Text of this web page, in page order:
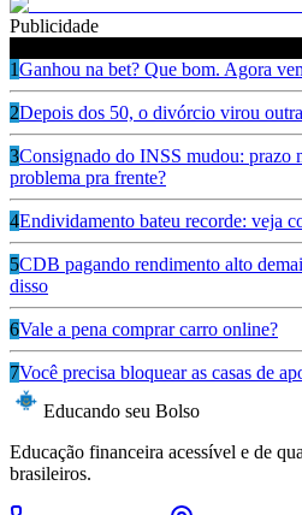
Publicidade
1Ganhou na bet? Que bom. Agora
2Depois dos 50, o divórcio virou
3Consignado do INSS mudou: prazo
problema pra frente?
4Endividamento bateu recorde: veja
5CDB pagando rendimento alto
disso
6Vale a pena comprar carro online?
7Você precisa bloquear as casas de
Educando seu Bolso
Educação financeira acessível e de
brasileiros.